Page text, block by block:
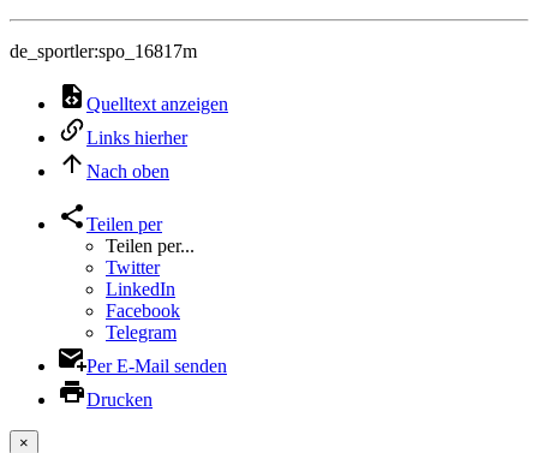
de_sportler:spo_16817m
Quelltext anzeigen
Links hierher
Nach oben
Teilen per
Teilen per...
Twitter
LinkedIn
Facebook
Telegram
Per E-Mail senden
Drucken
×